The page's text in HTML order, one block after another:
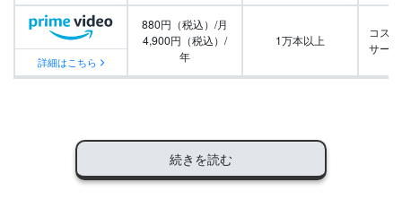
詳細はこちら
880円（税込）/月
4,900円（税込）/
年
1万本以上
コス
サー
続きを読む